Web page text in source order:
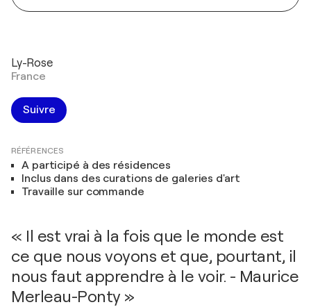
Ly-Rose
France
Suivre
RÉFÉRENCES
A participé à des résidences
Inclus dans des curations de galeries d'art
Travaille sur commande
« Il est vrai à la fois que le monde est
ce que nous voyons et que, pourtant, il
nous faut apprendre à le voir. - Maurice
Merleau-Ponty »